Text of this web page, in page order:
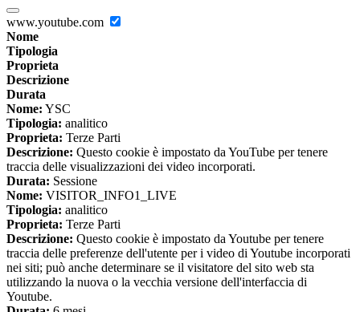
www.youtube.com
Nome
Tipologia
Proprieta
Descrizione
Durata
Nome: YSC
Tipologia: analitico
Proprieta: Terze Parti
Descrizione: Questo cookie è impostato da YouTube per tenere
traccia delle visualizzazioni dei video incorporati.
Durata: Sessione
Nome: VISITOR_INFO1_LIVE
Tipologia: analitico
Proprieta: Terze Parti
Descrizione: Questo cookie è impostato da Youtube per tenere
traccia delle preferenze dell'utente per i video di Youtube incorporati
nei siti; può anche determinare se il visitatore del sito web sta
utilizzando la nuova o la vecchia versione dell'interfaccia di
Youtube.